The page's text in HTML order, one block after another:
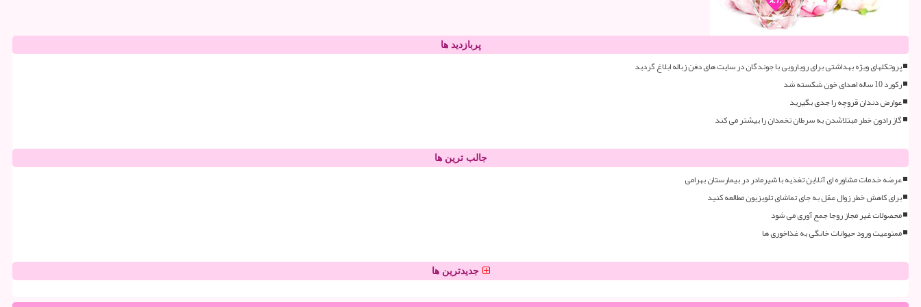
پربازدید ها
پروتکلهای ویژه بهداشتی برای رویارویی با جوندگان در سایت های دفن زباله ابلاغ گردید
رکورد 10 ساله اهدای خون شکسته شد
عوارض دندان قروچه را جدی بگیرید
گاز رادون خطر مبتلاشدن به سرطان تخمدان را بیشتر می کند
جالب ترین ها
عرضه خدمات مشاوره ای آنلاین تغذیه با شیرمادر در بیمارستان بهرامی
برای کاهش خطر زوال عقل به جای تماشای تلویزیون مطالعه کنید
محصولات غیر مجاز روجا جمع آوری می شود
ممنوعیت ورود حیوانات خانگی به غذاخوری ها
جدیدترین ها